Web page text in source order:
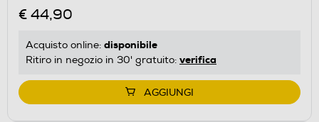
€ 44,90
Acquisto online: disponibile
Ritiro in negozio in 30' gratuito: verifica
AGGIUNGI